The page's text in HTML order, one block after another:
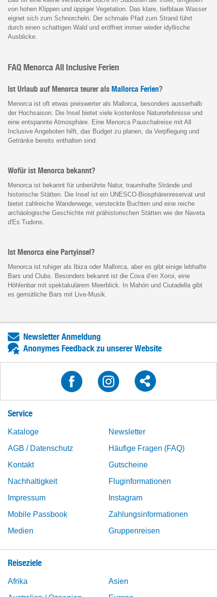
von hohen Klippen und üppiger Vegetation. Das klare, tiefblaue Wasser
eignet sich zum Schnorcheln. Der schmale Pfad zum Strand führt
durch einen schattigen Wald und eröffnet immer wieder idyllische
Ausblicke.
FAQ Menorca All Inclusive Ferien
Ist Urlaub auf Menorca teurer als Mallorca Ferien?
Menorca ist oft etwas preiswerter als Mallorca, besonders ausserhalb
der Hochsaison. Die Insel bietet viele kostenlose Naturerlebnisse und
eine entspannte Atmosphäre. Eine Menorca Pauschalreise mit All
Inclusive Angeboten hilft, das Budget zu planen, da Verpflegung und
Getränke bereits enthalten sind.
Wofür ist Menorca bekannt?
Menorca ist bekannt für unberührte Natur, traumhafte Strände und
historische Stätten. Die Insel ist ein UNESCO-Biosphärenreservat und
bietet zahlreiche Wanderwege, versteckte Buchten und eine reiche
archäologische Geschichte mit prähistorischen Stätten wie der Naveta
d'Es Tudons.
Ist Menorca eine Partyinsel?
Menorca ist ruhiger als Ibiza oder Mallorca, aber es gibt einige lebhafte
Bars und Clubs. Besonders bekannt ist die Cova d’en Xoroi, eine
Höhlenbar mit spektakulärem Meerblick. In Mahón und Ciutadella gibt
es gemütliche Bars mit Live-Musik.
Newsletter Anmeldung
Anonymes Feedback zu unserer Website
Service
Kataloge
Newsletter
AGB / Datenschutz
Häufige Fragen (FAQ)
Kontakt
Gutscheine
Nachhaltigkeit
Fluginformationen
Impressum
Instagram
Mobile Passbook
Zahlungsinformationen
Medien
Gruppenreisen
Reiseziele
Afrika
Asien